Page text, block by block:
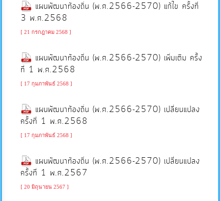
บริการ
ข้อมูล
การ
จัดการ
การ
งาน
แผนพัฒนาท้องถิ่น (พ.ศ.2566-2570) แก้ไข ครั้งที่
3 พ.ศ.2568
[ 21 กรกฎาคม 2568 ]
แผนพัฒนาท้องถิ่น (พ.ศ.2566-2570) เพิ่มเติม ครั้ง
ที่ 1 พ.ศ.2568
[ 17 กุมภาพันธ์ 2568 ]
แผนพัฒนาท้องถิ่น (พ.ศ.2566-2570) เปลี่ยนแปลง
ครั้งที่ 1 พ.ศ.2568
[ 17 กุมภาพันธ์ 2568 ]
แผนพัฒนาท้องถิ่น (พ.ศ.2566-2570) เปลี่ยนแปลง
ครั้งที่ 1 พ.ศ.2567
[ 20 มิถุนายน 2567 ]